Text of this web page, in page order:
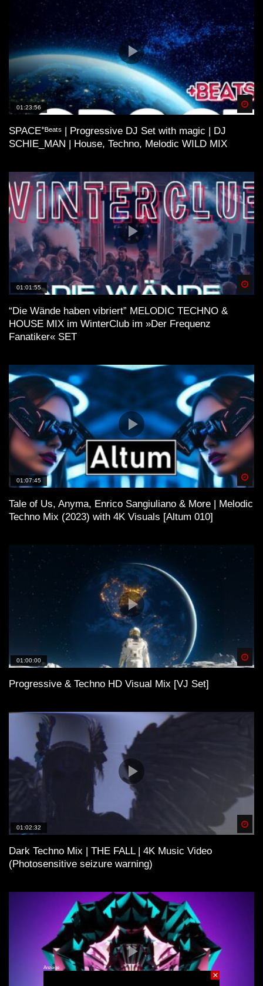
01:23:56
SPACE⁺ᴮᵉᵃᵗˢ | Progressive DJ Set with magic | DJ
SCHIE_MAN | House, Techno, Melodic WILD MIX
01:01:55
“Die Wände haben vibriert” MELODIC TECHNO &
HOUSE MIX im WinterClub im »Der Frequenz
Fanatiker« SET
01:07:45
Tale of Us, Anyma, Enrico Sangiuliano & More | Melodic
Techno Mix (2023) with 4K Visuals [Altum 010]
01:00:00
Progressive & Techno HD Visual Mix [VJ Set]
01:02:32
Dark Techno Mix | THE FALL | 4K Music Video
(Photosensitive seizure warning)
Anzeige
×